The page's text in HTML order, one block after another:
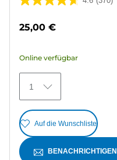
4.6
370
Bewertungen
25,00 €
Online verfügbar
1
Auf die Wunschliste